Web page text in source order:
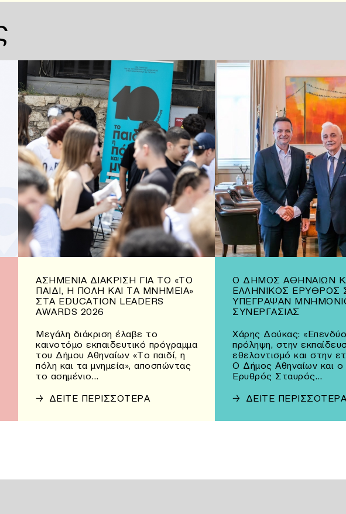
ΑΣΗΜΈΝΙΑ ΔΙΆΚΡΙΣΗ ΓΙΑ ΤΟ «ΤΟ
ΠΑΙΔΊ, Η ΠΌΛΗ ΚΑΙ ΤΑ ΜΝΗΜΕΊΑ»
ΣΤΑ EDUCATION LEADERS
AWARDS 2026
Μεγάλη διάκριση έλαβε το
καινοτόμο εκπαιδευτικό πρόγραμμα
του Δήμου Αθηναίων «Το παιδί, η
πόλη και τα μνημεία», αποσπώντας
το ασημένιο…
→ ΔΕΙΤΕ ΠΕΡΙΣΣΟΤΕΡΑ
Ο ΔΉΜΟΣ ΑΘΗΝΑΊΩΝ
ΕΛΛΗΝΙΚΌΣ ΕΡΥΘΡΌΣ
ΥΠΈΓΡΑΨΑΝ
ΣΥΝΕΡΓΑΣΊΑΣ
Χάρης Δούκας:
πρόληψη, στην
εθελοντισμό και στην
Ο Δήμος Αθηναίων και ο
Ερυθρός Σταυρός…
→ ΔΕΙΤΕ ΠΕΡΙΣΣΟΤΕΡΑ